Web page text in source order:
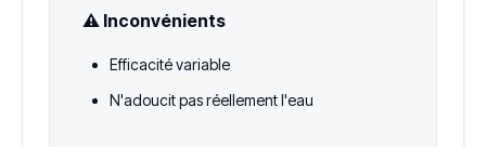
⚠️ Inconvénients
Efficacité variable
N'adoucit pas réellement l'eau